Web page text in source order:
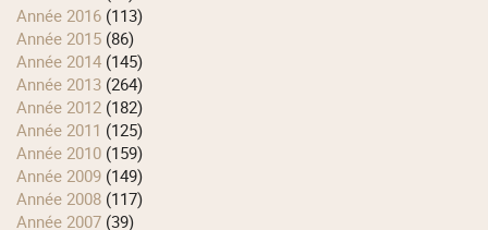
année 2016 (113)
année 2015 (86)
année 2014 (145)
année 2013 (264)
année 2012 (182)
année 2011 (125)
année 2010 (159)
année 2009 (149)
année 2008 (117)
année 2007 (39)